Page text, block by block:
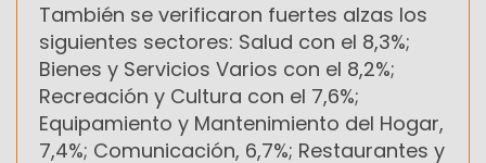
También se verificaron fuertes alzas los
siguientes sectores: Salud con el 8,3%;
Bienes y Servicios Varios con el 8,2%;
Recreación y Cultura con el 7,6%;
Equipamiento y Mantenimiento del Hogar,
7,4%; Comunicación, 6,7%; Restaurantes y